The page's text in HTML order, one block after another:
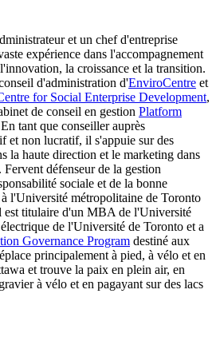
et un chef d'entreprise
expérience dans l'accompagnement
la croissance et la transition.
d'administration d'EnviroCentre et
for Social Enterprise Development,
de conseil en gestion Platform
tant que conseiller auprès
et non lucratif, il s'appuie sur des
la haute direction et le marketing dans
défenseur de la gestion
sociale et de la bonne
l'Université métropolitaine de Toronto
titulaire d'un MBA de l'Université
de l'Université de Toronto et a
Governance Program destiné aux
principalement à pied, à vélo et en
et trouve la paix en plein air, en
à vélo et en pagayant sur des lacs